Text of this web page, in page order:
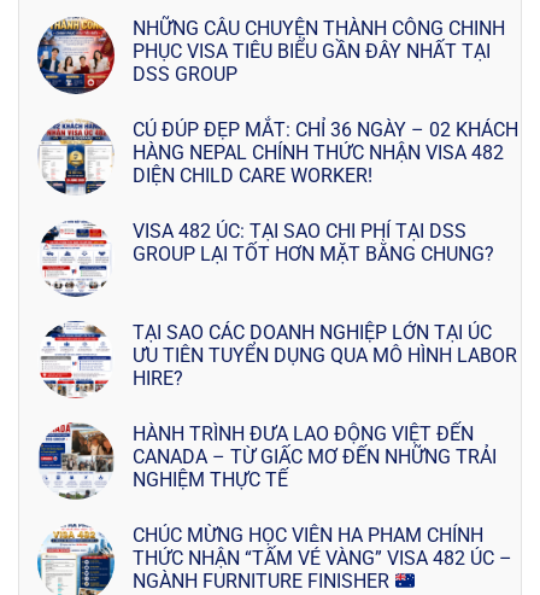
NHỮNG CÂU CHUYỆN THÀNH CÔNG CHINH
PHỤC VISA TIÊU BIỂU GẦN ĐÂY NHẤT TẠI
DSS GROUP
CÚ ĐÚP ĐẸP MẮT: CHỈ 36 NGÀY – 02 KHÁCH
HÀNG NEPAL CHÍNH THỨC NHẬN VISA 482
DIỆN CHILD CARE WORKER!
VISA 482 ÚC: TẠI SAO CHI PHÍ TẠI DSS
GROUP LẠI TỐT HƠN MẶT BẰNG CHUNG?
TẠI SAO CÁC DOANH NGHIỆP LỚN TẠI ÚC
ƯU TIÊN TUYỂN DỤNG QUA MÔ HÌNH LABOR
HIRE?
HÀNH TRÌNH ĐƯA LAO ĐỘNG VIỆT ĐẾN
CANADA – TỪ GIẤC MƠ ĐẾN NHỮNG TRẢI
NGHIỆM THỰC TẾ
CHÚC MỪNG HỌC VIÊN HA PHAM CHÍNH
THỨC NHẬN “TẤM VÉ VÀNG” VISA 482 ÚC –
NGÀNH FURNITURE FINISHER